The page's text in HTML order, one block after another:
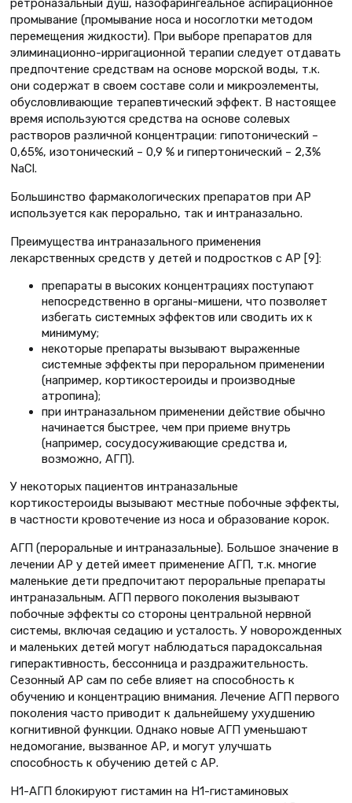
ретроназальный душ, назофарингеальное аспирационное
промывание (промывание носа и носоглотки методом
перемещения жидкости). При выборе препаратов для
элиминационно-ирригационной терапии следует отдавать
предпочтение средствам на основе морской воды, т.к.
они содержат в своем составе соли и микроэлементы,
обусловливающие терапевтический эффект. В настоящее
время используются средства на основе солевых
растворов различной концентрации: гипотонический –
0,65%, изотонический – 0,9 % и гипертонический – 2,3%
NaCl.
Большинство фармакологических препаратов при АР
используется как перорально, так и интраназально.
Преимущества интраназального применения
лекарственных средств у детей и подростков с АР [9]:
препараты в высоких концентрациях поступают
непосредственно в органы-мишени, что позволяет
избегать системных эффектов или сводить их к
минимуму;
некоторые препараты вызывают выраженные
системные эффекты при пероральном применении
(например, кортикостероиды и производные
атропина);
при интраназальном применении действие обычно
начинается быстрее, чем при приеме внутрь
(например, сосудосуживающие средства и,
возможно, АГП).
У некоторых пациентов интраназальные
кортикостероиды вызывают местные побочные эффекты,
в частности кровотечение из носа и образование корок.
АГП (пероральные и интраназальные). Большое значение в
лечении АР у детей имеет применение АГП, т.к. многие
маленькие дети предпочитают пероральные препараты
интраназальным. АГП первого поколения вызывают
побочные эффекты со стороны центральной нервной
системы, включая седацию и усталость. У новорожденных
и маленьких детей могут наблюдаться парадоксальная
гиперактивность, бессонница и раздражительность.
Сезонный АР сам по себе влияет на способность к
обучению и концентрацию внимания. Лечение АГП первого
поколения часто приводит к дальнейшему ухудшению
когнитивной функции. Однако новые АГП уменьшают
недомогание, вызванное АР, и могут улучшать
способность к обучению детей с АР.
H1-АГП блокируют гистамин на Н1-гистаминовых